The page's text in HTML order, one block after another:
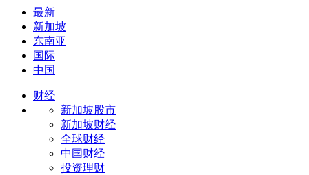
最新
新加坡
东南亚
国际
中国
财经
新加坡股市
新加坡财经
全球财经
中国财经
投资理财